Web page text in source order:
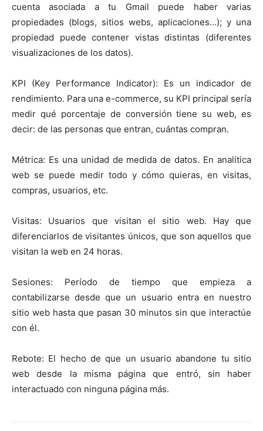
cuenta asociada a tu Gmail puede haber varias
propiedades (blogs, sitios webs, aplicaciones…); y una
propiedad puede contener vistas distintas (diferentes
visualizaciones de los datos).
KPI (Key Performance Indicator): Es un indicador de
rendimiento. Para una e-commerce, su KPI principal sería
medir qué porcentaje de conversión tiene su web, es
decir: de las personas que entran, cuántas compran.
Métrica: Es una unidad de medida de datos. En analítica
web se puede medir todo y cómo quieras, en visitas,
compras, usuarios, etc.
Visitas: Usuarios que visitan el sitio web. Hay que
diferenciarlos de visitantes únicos, que son aquellos que
visitan la web en 24 horas.
Sesiones: Período de tiempo que empieza a
contabilizarse desde que un usuario entra en nuestro
sitio web hasta que pasan 30 minutos sin que interactúe
con él.
Rebote: El hecho de que un usuario abandone tu sitio
web desde la misma página que entró, sin haber
interactuado con ninguna página más.